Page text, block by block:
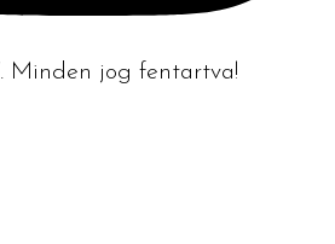
. Minden jog fentartva!